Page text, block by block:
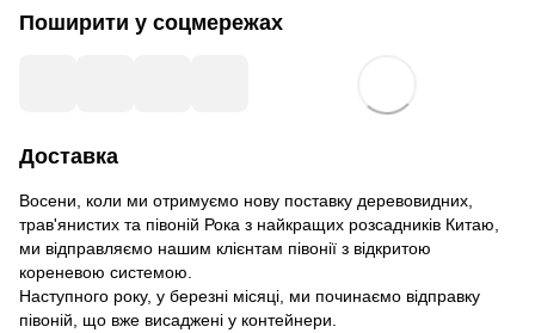
Поширити у соцмережах
Доставка
Восени, коли ми отримуємо нову поставку деревовидних,
трав'янистих та півоній Рока з найкращих розсадників Китаю,
ми відправляємо нашим клієнтам півонії з відкритою
кореневою системою.
Наступного року, у березні місяці, ми починаємо відправку
півоній, що вже висаджені у контейнери.